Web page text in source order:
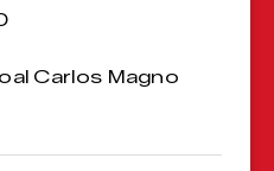
Carlos Magno